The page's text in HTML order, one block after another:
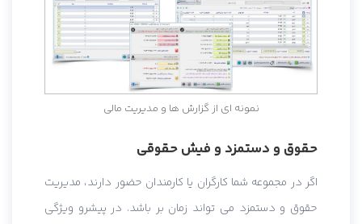
نمونه ای از گزارش ها و مدیریت مالی
حقوق و دستمزد و فیش حقوقی
اگر در مجموعه شما کارگران یا کارمندان حضور دارند، مدیریت
حقوق و دستمزد می تواند زمان بر باشد. در پیشرو ویژگی